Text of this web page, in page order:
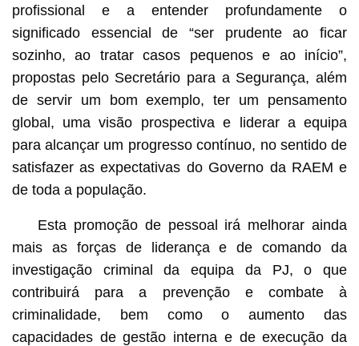
profissional e a entender profundamente o
significado essencial de “ser prudente ao ficar
sozinho, ao tratar casos pequenos e ao início”,
propostas pelo Secretário para a Segurança, além
de servir um bom exemplo, ter um pensamento
global, uma visão prospectiva e liderar a equipa
para alcançar um progresso contínuo, no sentido de
satisfazer as expectativas do Governo da RAEM e
de toda a população.
Esta promoção de pessoal irá melhorar ainda
mais as forças de liderança e de comando da
investigação criminal da equipa da PJ, o que
contribuirá para a prevenção e combate à
criminalidade, bem como o aumento das
capacidades de gestão interna e de execução da